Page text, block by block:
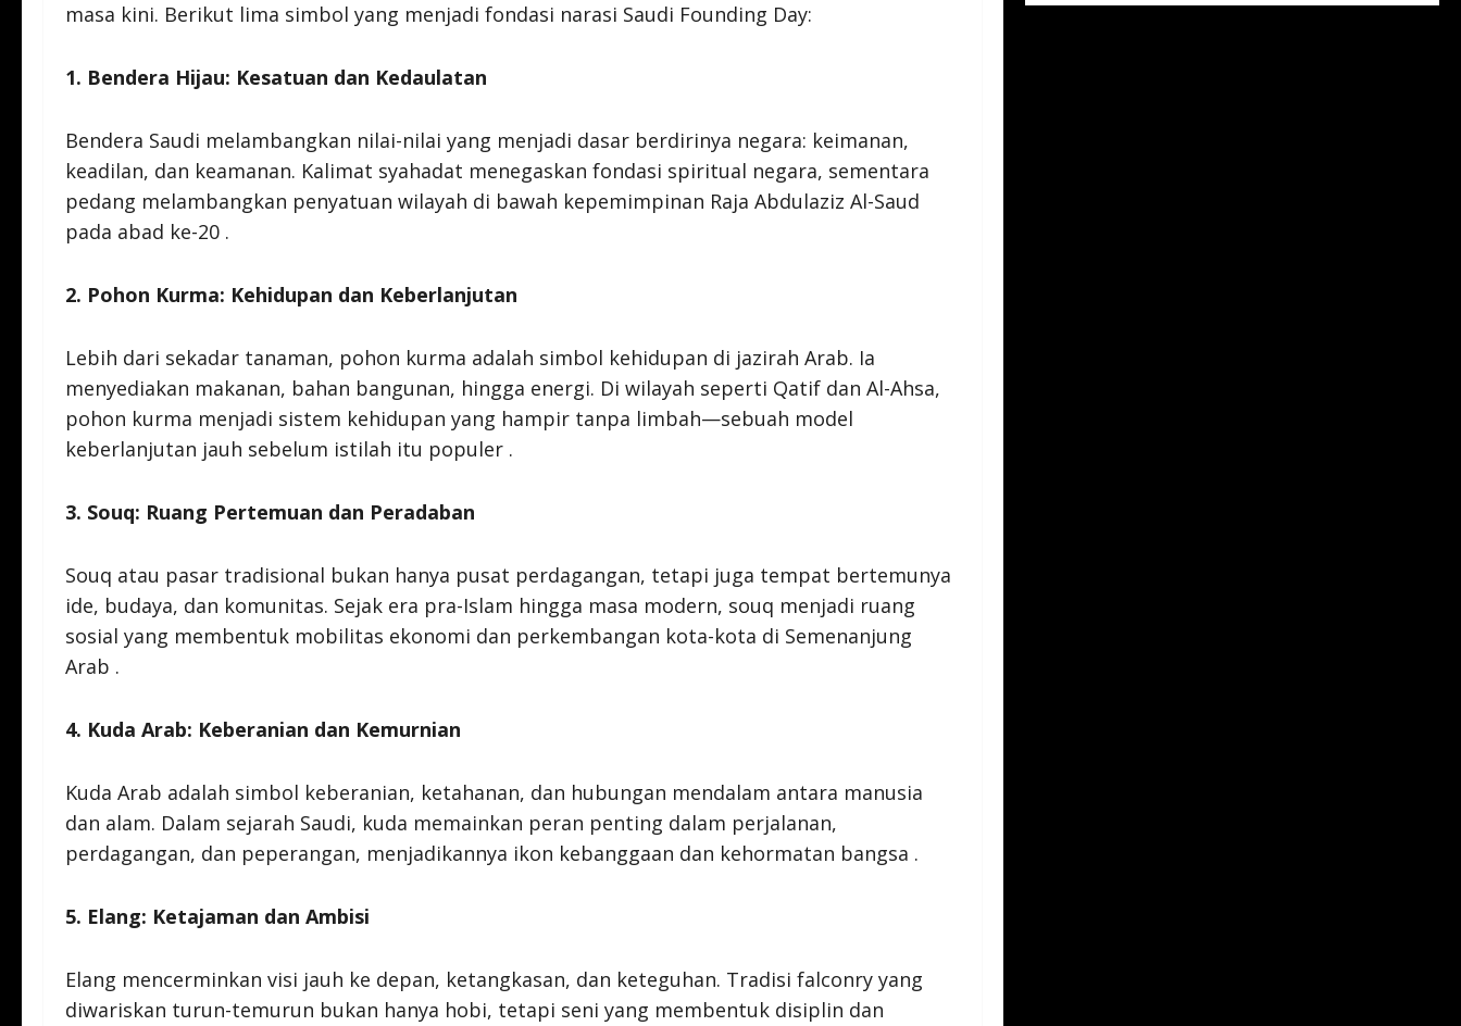
masa kini. Berikut lima simbol yang menjadi fondasi narasi Saudi Founding Day:
1. Bendera Hijau: Kesatuan dan Kedaulatan
Bendera Saudi melambangkan nilai-nilai yang menjadi dasar berdirinya negara: keimanan,
keadilan, dan keamanan. Kalimat syahadat menegaskan fondasi spiritual negara, sementara
pedang melambangkan penyatuan wilayah di bawah kepemimpinan Raja Abdulaziz Al-Saud
pada abad ke-20 .
2. Pohon Kurma: Kehidupan dan Keberlanjutan
Lebih dari sekadar tanaman, pohon kurma adalah simbol kehidupan di jazirah Arab. Ia
menyediakan makanan, bahan bangunan, hingga energi. Di wilayah seperti Qatif dan Al-Ahsa,
pohon kurma menjadi sistem kehidupan yang hampir tanpa limbah—sebuah model
keberlanjutan jauh sebelum istilah itu populer .
3. Souq: Ruang Pertemuan dan Peradaban
Souq atau pasar tradisional bukan hanya pusat perdagangan, tetapi juga tempat bertemunya
ide, budaya, dan komunitas. Sejak era pra-Islam hingga masa modern, souq menjadi ruang
sosial yang membentuk mobilitas ekonomi dan perkembangan kota-kota di Semenanjung
Arab .
4. Kuda Arab: Keberanian dan Kemurnian
Kuda Arab adalah simbol keberanian, ketahanan, dan hubungan mendalam antara manusia
dan alam. Dalam sejarah Saudi, kuda memainkan peran penting dalam perjalanan,
perdagangan, dan peperangan, menjadikannya ikon kebanggaan dan kehormatan bangsa .
5. Elang: Ketajaman dan Ambisi
Elang mencerminkan visi jauh ke depan, ketangkasan, dan keteguhan. Tradisi falconry yang
diwariskan turun-temurun bukan hanya hobi, tetapi seni yang membentuk disiplin dan